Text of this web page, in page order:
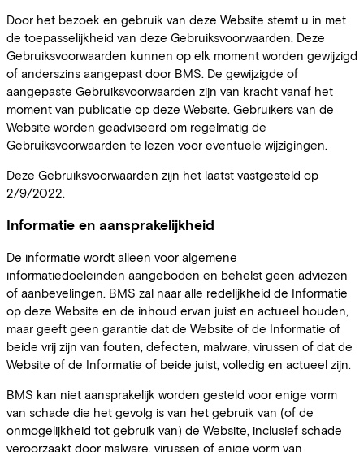
Door het bezoek en gebruik van deze Website stemt u in met
de toepasselijkheid van deze Gebruiksvoorwaarden. Deze
Gebruiksvoorwaarden kunnen op elk moment worden gewijzigd
of anderszins aangepast door BMS. De gewijzigde of
aangepaste Gebruiksvoorwaarden zijn van kracht vanaf het
moment van publicatie op deze Website. Gebruikers van de
Website worden geadviseerd om regelmatig de
Gebruiksvoorwaarden te lezen voor eventuele wijzigingen.
Deze Gebruiksvoorwaarden zijn het laatst vastgesteld op
2/9/2022.
Informatie en aansprakelijkheid
De informatie wordt alleen voor algemene
informatiedoeleinden aangeboden en behelst geen adviezen
of aanbevelingen. BMS zal naar alle redelijkheid de Informatie
op deze Website en de inhoud ervan juist en actueel houden,
maar geeft geen garantie dat de Website of de Informatie of
beide vrij zijn van fouten, defecten, malware, virussen of dat de
Website of de Informatie of beide juist, volledig en actueel zijn.
BMS kan niet aansprakelijk worden gesteld voor enige vorm
van schade die het gevolg is van het gebruik van (of de
onmogelijkheid tot gebruik van) de Website, inclusief schade
veroorzaakt door malware, virussen of enige vorm van